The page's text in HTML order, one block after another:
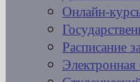
Онлайн-
Расписание
Электронная